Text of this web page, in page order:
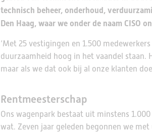
technisch beheer, onderhoud,
Den Haag, waar we onder de naam CISO
‘Met 25 vestigingen en 1.500
duurzaamheid hoog in het vaandel
maar als we dat ook bij al onze klanten
Rentmeesterschap
Ons wagenpark bestaat uit minstens
wat. Zeven jaar geleden begonnen we